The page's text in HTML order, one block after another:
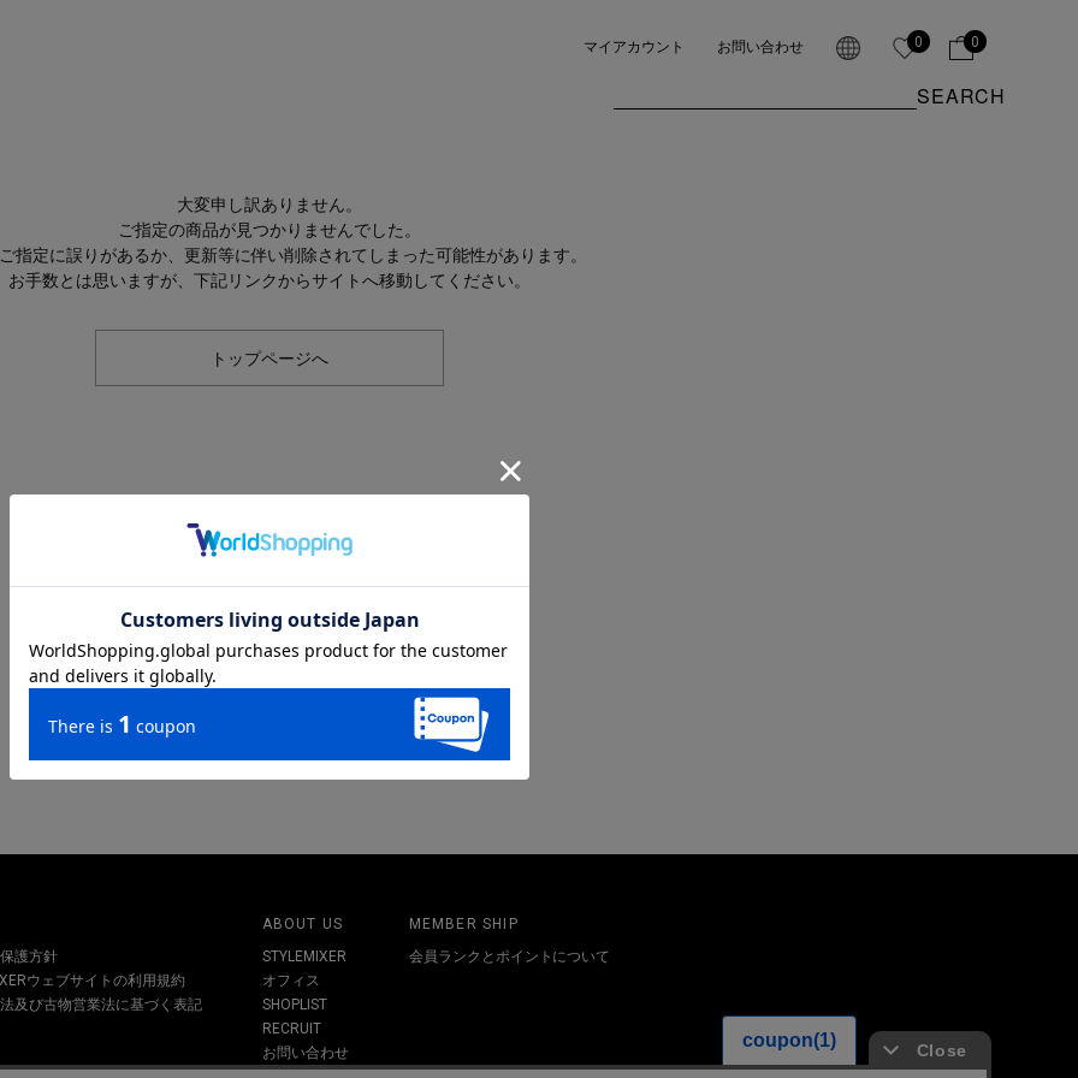
マイアカウント お問い合わせ 0 0
SEARCH
大変申し訳ありません。
ご指定の商品が見つかりませんでした。
指定に誤りがあるか、更新等に伴い削除されてしまった可能性があります。
お手数とは思いますが、下記リンクからサイトへ移動してください。
トップページへ
護方針
ウェブサイトの利用規約
及び古物営業法に基づく表記
ABOUT US
STYLEMIXER
オフィス
SHOPLIST
RECRUIT
お問い合わせ
MEMBER SHIP
会員ランクとポイントについて